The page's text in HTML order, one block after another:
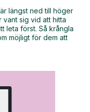
längst ned till höger
vant sig vid att hitta
leta först. Så krångla
möjligt för dem att